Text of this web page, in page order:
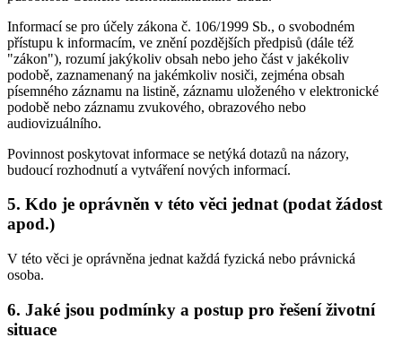
Informací se pro účely zákona č. 106/1999 Sb., o svobodném
přístupu k informacím, ve znění pozdějších předpisů (dále též
"zákon"), rozumí jakýkoliv obsah nebo jeho část v jakékoliv
podobě, zaznamenaný na jakémkoliv nosiči, zejména obsah
písemného záznamu na listině, záznamu uloženého v elektronické
podobě nebo záznamu zvukového, obrazového nebo
audiovizuálního.
Povinnost poskytovat informace se netýká dotazů na názory,
budoucí rozhodnutí a vytváření nových informací.
5. Kdo je oprávněn v této věci jednat (podat žádost
apod.)
V této věci je oprávněna jednat každá fyzická nebo právnická
osoba.
6. Jaké jsou podmínky a postup pro řešení životní
situace